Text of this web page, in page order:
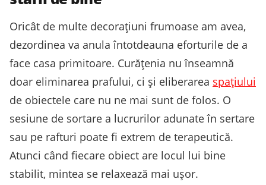
Oricât de multe decorațiuni frumoase am avea,
dezordinea va anula întotdeauna eforturile de a
face casa primitoare. Curățenia nu înseamnă
doar eliminarea prafului, ci și eliberarea spațiului
de obiectele care nu ne mai sunt de folos. O
sesiune de sortare a lucrurilor adunate în sertare
sau pe rafturi poate fi extrem de terapeutică.
Atunci când fiecare obiect are locul lui bine
stabilit, mintea se relaxează mai ușor.